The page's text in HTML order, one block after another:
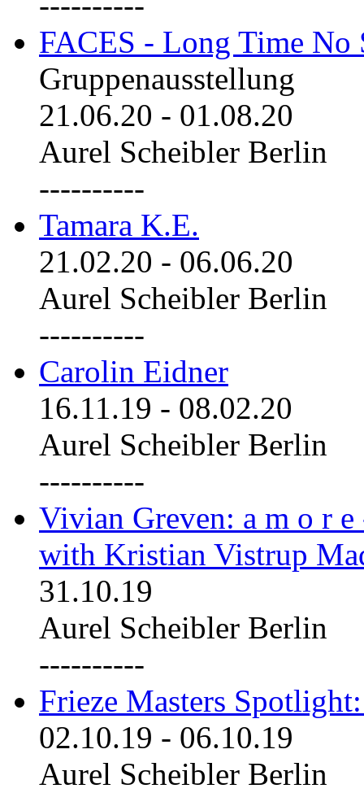
FACES - Long Time No
Gruppenausstellung
21.06.20 - 01.08.20
Aurel Scheibler Berlin
----------
Tamara K.E.
21.02.20 - 06.06.20
Aurel Scheibler Berlin
----------
Carolin Eidner
16.11.19 - 08.02.20
Aurel Scheibler Berlin
----------
Vivian Greven: a m o r
with Kristian Vistrup
31.10.19
Aurel Scheibler Berlin
----------
Frieze Masters
02.10.19 - 06.10.19
Aurel Scheibler Berlin